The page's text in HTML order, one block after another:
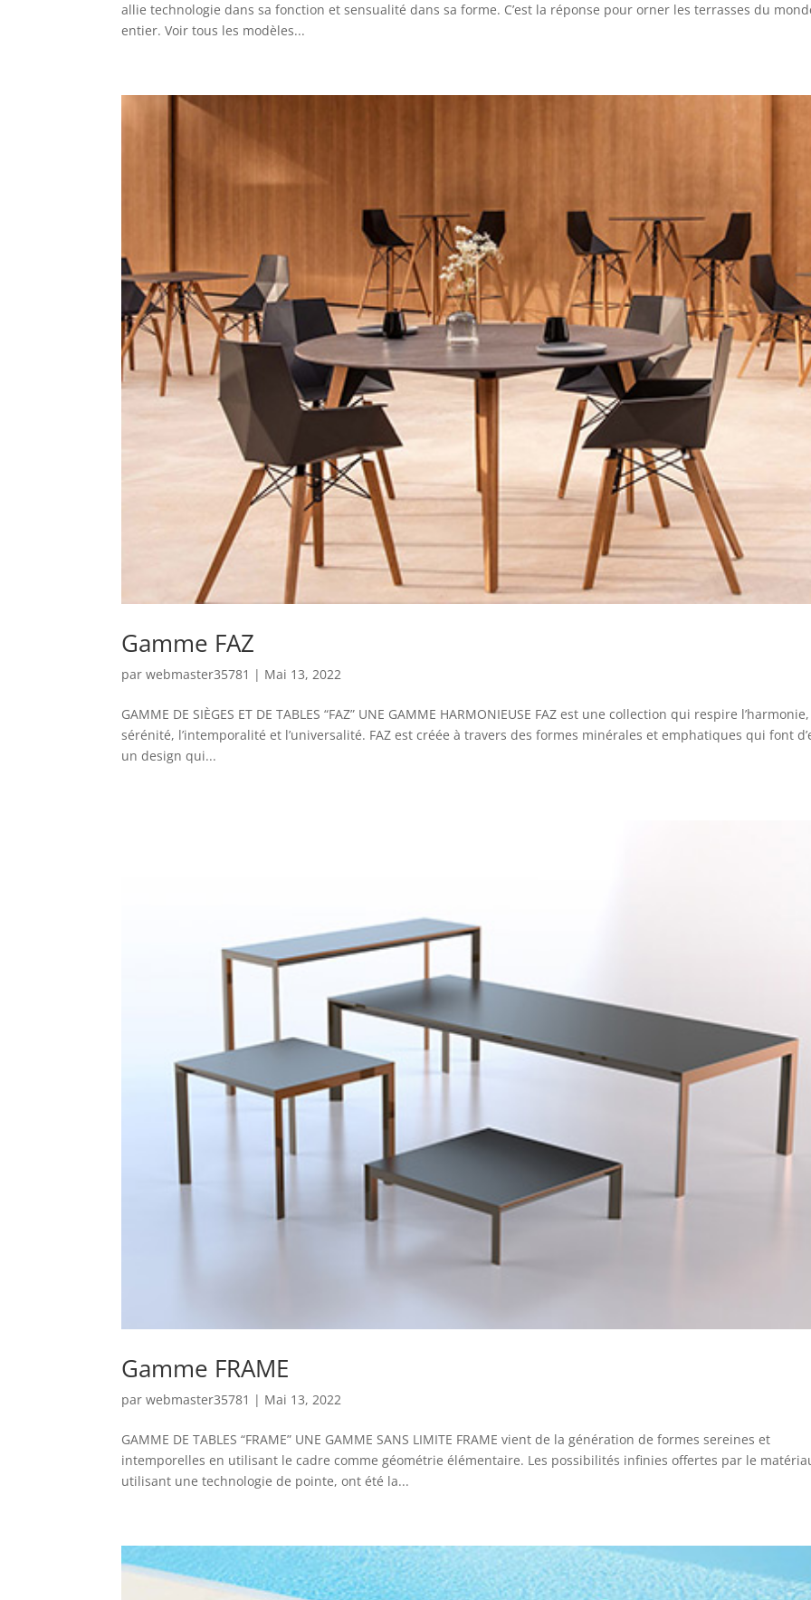
allie technologie dans sa fonction et sensualité dans sa forme. C’est la réponse pour orner les terrasses du
entier. Voir tous les modèles...
Gamme FAZ
parwebmaster35781 | Mai 13, 2022
GAMME DE SIÈGES ET DE TABLES “FAZ” UNE GAMME HARMONIEUSE FAZ est une collection qui respire
sérénité, l’intemporalité et l’universalité. FAZ est créée à travers des formes minérales et emphatiques qui font
un design qui...
Gamme FRAME
parwebmaster35781 | Mai 13, 2022
GAMME DE TABLES “FRAME” UNE GAMME SANS LIMITE FRAME vient de la génération de formes sereines et
intemporelles en utilisant le cadre comme géométrie élémentaire. Les possibilités infinies offertes par le
utilisant une technologie de pointe, ont été la...